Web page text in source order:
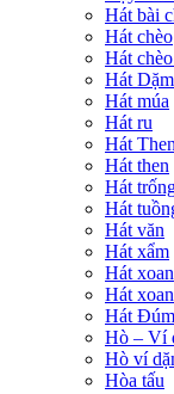
Hát bài
Hát chèo
Hát
Hát
Hát múa
Hát ru
Hát Then
Hát then
Hát
Hát
Hát văn
Hát xẩm
Hát xoan
Hát
Hát Đúm
Hò – Ví
Hò ví
Hòa tấu